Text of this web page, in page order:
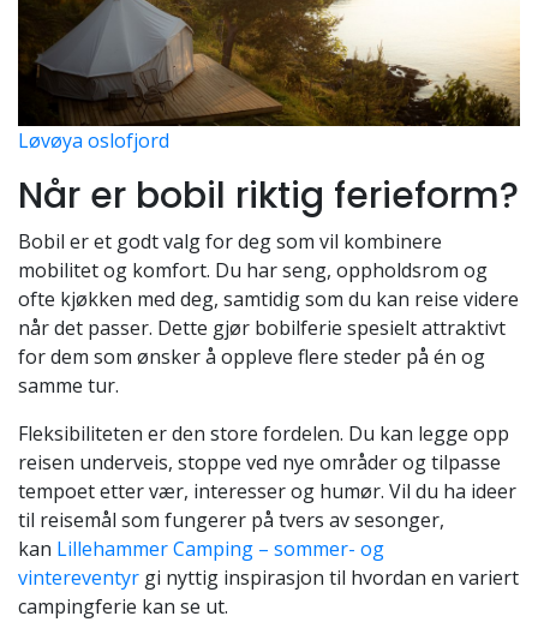
Løvøya oslofjord
Når er bobil riktig ferieform?
Bobil er et godt valg for deg som vil kombinere
mobilitet og komfort. Du har seng, oppholdsrom og
ofte kjøkken med deg, samtidig som du kan reise videre
når det passer. Dette gjør bobilferie spesielt attraktivt
for dem som ønsker å oppleve flere steder på én og
samme tur.
Fleksibiliteten er den store fordelen. Du kan legge opp
reisen underveis, stoppe ved nye områder og tilpasse
tempoet etter vær, interesser og humør. Vil du ha ideer
til reisemål som fungerer på tvers av sesonger,
kan Lillehammer Camping – sommer- og
vintereventyr gi nyttig inspirasjon til hvordan en variert
campingferie kan se ut.